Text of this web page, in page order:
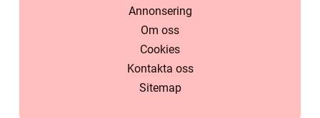
Annonsering
Om oss
Cookies
Kontakta oss
Sitemap